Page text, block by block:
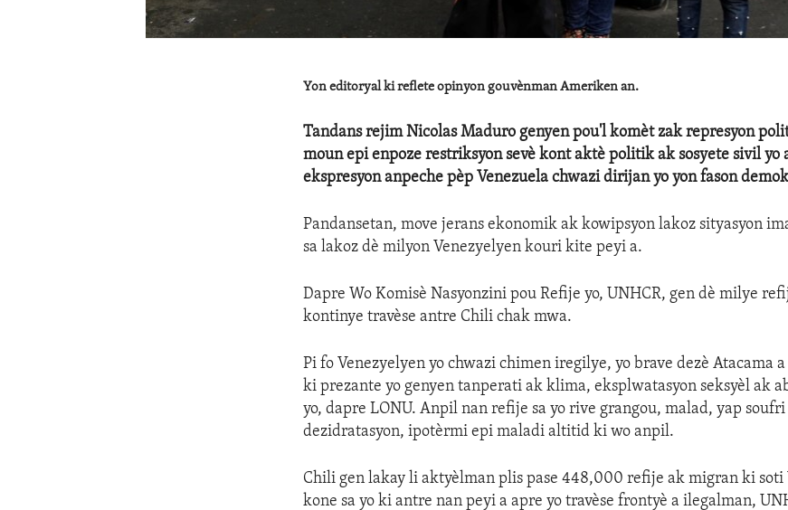
Yon editoryal ki reflete opinyon gouvènman Ameriken an.
Tandans rejim Nicolas Maduro genyen pou'l komèt zak represyon
moun epi enpoze restriksyon sevè kont aktè politik ak sosyete sivil yo
ekspresyon anpeche pèp Venezuela chwazi dirijan yo yon fason
Pandansetan, move jerans ekonomik ak kowipsyon lakoz sityasyon
sa lakoz dè milyon Venezyelyen kouri kite peyi a.
Dapre Wo Komisè Nasyonzini pou Refije yo, UNHCR, gen dè milye
kontinye travèse antre Chili chak mwa.
Pi fo Venezyelyen yo chwazi chimen iregilye, yo brave dezè Atacama
ki prezante yo genyen tanperati ak klima, eksplwatasyon seksyèl ak
yo, dapre LONU. Anpil nan refije sa yo rive grangou, malad, yap
dezidratasyon, ipotèrmi epi maladi altitid ki wo anpil.
Chili gen lakay li aktyèlman plis pase 448,000 refije ak migran ki soti
kone sa yo ki antre nan peyi a apre yo travèse frontyè a ilegalman,